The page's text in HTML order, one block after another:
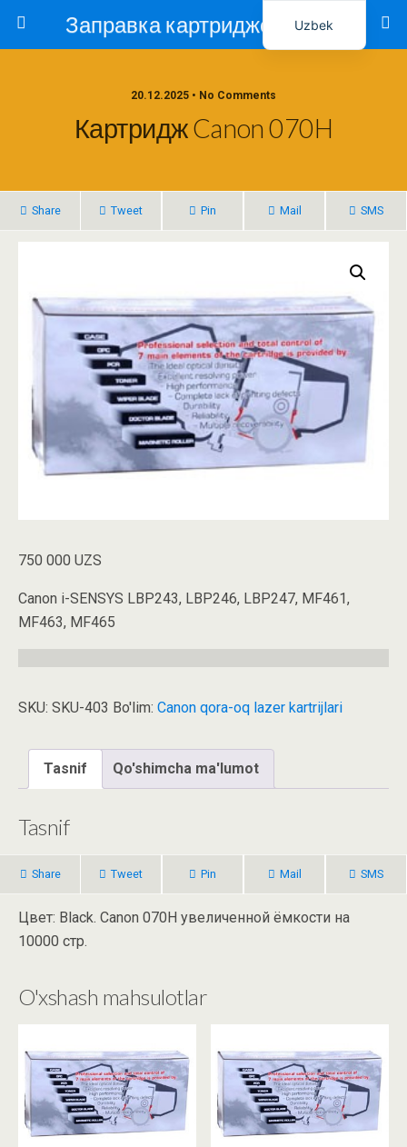
Заправка картриджей в Ташкенте – Тонер-Ресурс
20.12.2025 • No Comments
Картридж Canon 070H
Share Tweet Pin Mail SMS
750 000 UZS
Canon i-SENSYS LBP243, LBP246, LBP247, MF461,
MF463, MF465
SKU: SKU-403 Bo'lim: Canon qora-oq lazer kartrijlari
Tasnif Qo'shimcha ma'lumot
Tasnif
Share Tweet Pin Mail SMS
Цвет: Black. Canon 070H увеличенной ёмкости на
10000 стр.
O'xshash mahsulotlar
Uzbek
Russian